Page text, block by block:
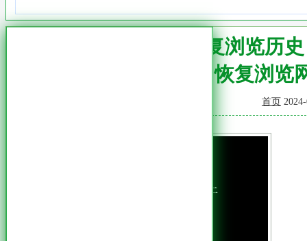
一键恢复浏览历
恢复浏览
首页